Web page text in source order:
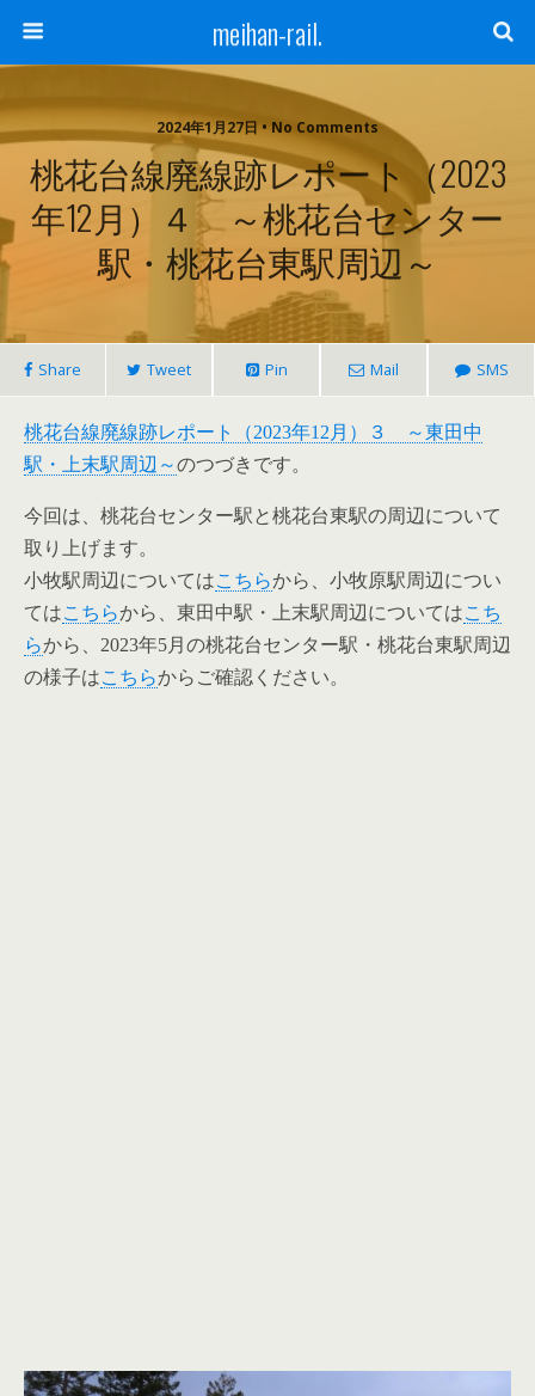
meihan-rail.
2024年1月27日 • No Comments
桃花台線廃線跡レポート（2023
年12月）４ ～桃花台センター
駅・桃花台東駅周辺～
Share Tweet Pin Mail SMS
桃花台線廃線跡レポート（2023年12月）３ ～東田中
駅・上末駅周辺～のつづきです。
今回は、桃花台センター駅と桃花台東駅の周辺について
取り上げます。
小牧駅周辺についてはこちらから、小牧原駅周辺につい
てはこちらから、東田中駅・上末駅周辺についてはこち
らから、 2023年5月の桃花台センター駅・桃花台東駅周辺
の様子はこちらからご確認ください。